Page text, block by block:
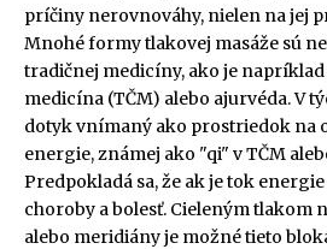
príčiny nerovnováhy, nielen na jej
Mnohé formy tlakovej masáže sú
tradičnej medicíny, ako je
medicína (TČM) alebo ajurvéda. V
dotyk vnímaný ako prostriedok na
energie, známej ako "qi" v TČM
Predpokladá sa, že ak je tok
choroby a bolesť. Cieleným tlakom
alebo meridiány je možné tieto